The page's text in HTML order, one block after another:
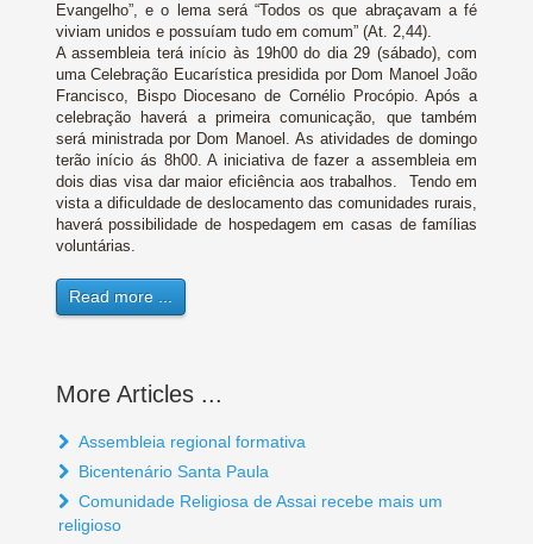
Evangelho”, e o lema será “Todos os que abraçavam a fé
viviam unidos e possuíam tudo em comum” (At. 2,44).
A assembleia terá início às 19h00 do dia 29 (sábado), com
uma Celebração Eucarística presidida por Dom Manoel João
Francisco, Bispo Diocesano de Cornélio Procópio. Após a
celebração haverá a primeira comunicação, que também
será ministrada por Dom Manoel. As atividades de domingo
terão início ás 8h00. A iniciativa de fazer a assembleia em
dois dias visa dar maior eficiência aos trabalhos. Tendo em
vista a dificuldade de deslocamento das comunidades rurais,
haverá possibilidade de hospedagem em casas de famílias
voluntárias.
Read more ...
More Articles ...
Assembleia regional formativa
Bicentenário Santa Paula
Comunidade Religiosa de Assai recebe mais um
religioso